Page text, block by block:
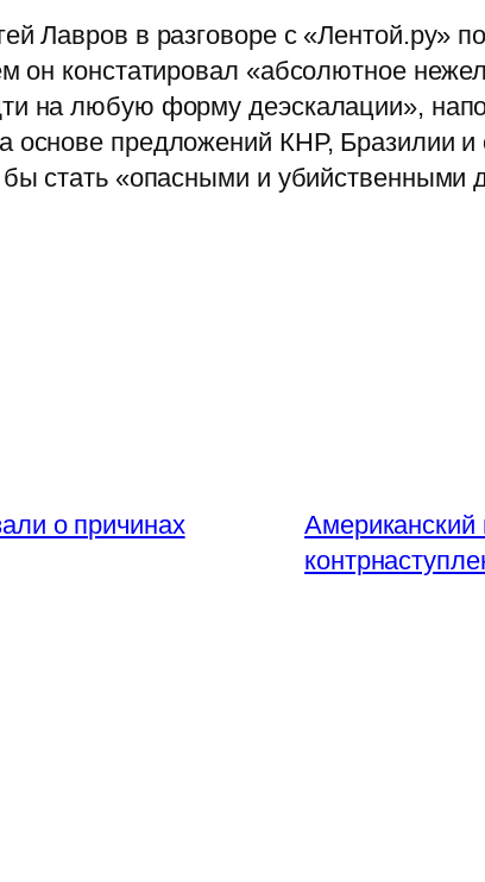
Лавров в разговоре с «Лентой.ру»
он констатировал «абсолютное
на любую форму деэскалации»,
основе предложений КНР, Бразилии
бы стать «опасными и
о причинах
Американский